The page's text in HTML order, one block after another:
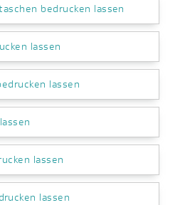
bedrucken lassen
lassen
lassen
lassen
lassen